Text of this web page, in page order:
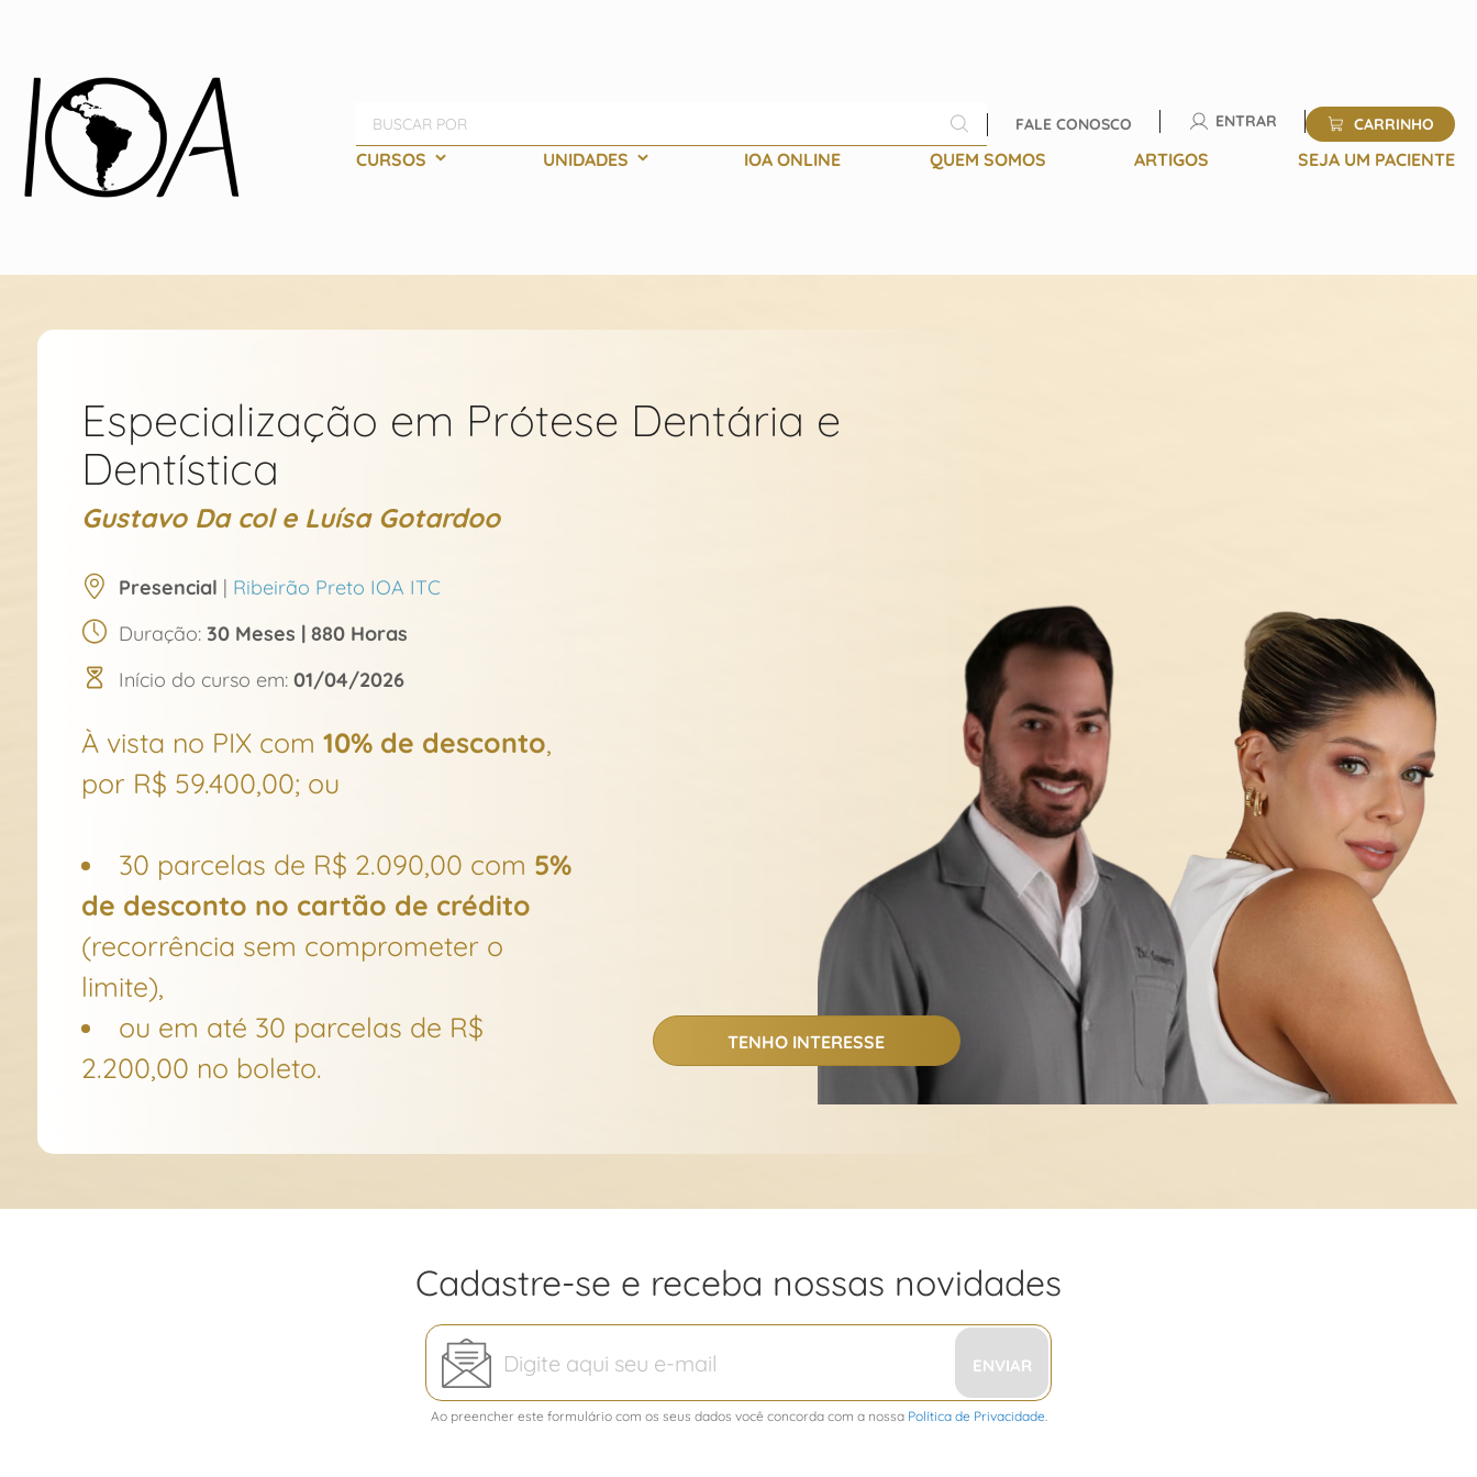
Pesquisa Pesquisa
FALE CONOSCO ENTRAR CARRINHO
CURSOS UNIDADES IOA ONLINE QUEM SOMOS ARTIGOS SEJA UM PACIENTE
Especialização em Prótese Dentária e
Dentística
Gustavo Da col e Luísa Gotardoo
Presencial | Ribeirão Preto IOA ITC
Duração: 30 Meses | 880 Horas
Início do curso em: 01/04/2026
À vista no PIX com 10% de desconto,
por R$ 59.400,00; ou
30 parcelas de R$ 2.090,00 com 5%
de desconto no cartão de crédito
(recorrência sem comprometer o
limite),
ou em até 30 parcelas de R$
2.200,00 no boleto.
TENHO INTERESSE
Cadastre-se e receba nossas novidades
Inscreva-
nossa
Newsletter:
Ao preencher este formulário com os seus dados você concorda com a nossa Política de Privacidade.
ENVIAR